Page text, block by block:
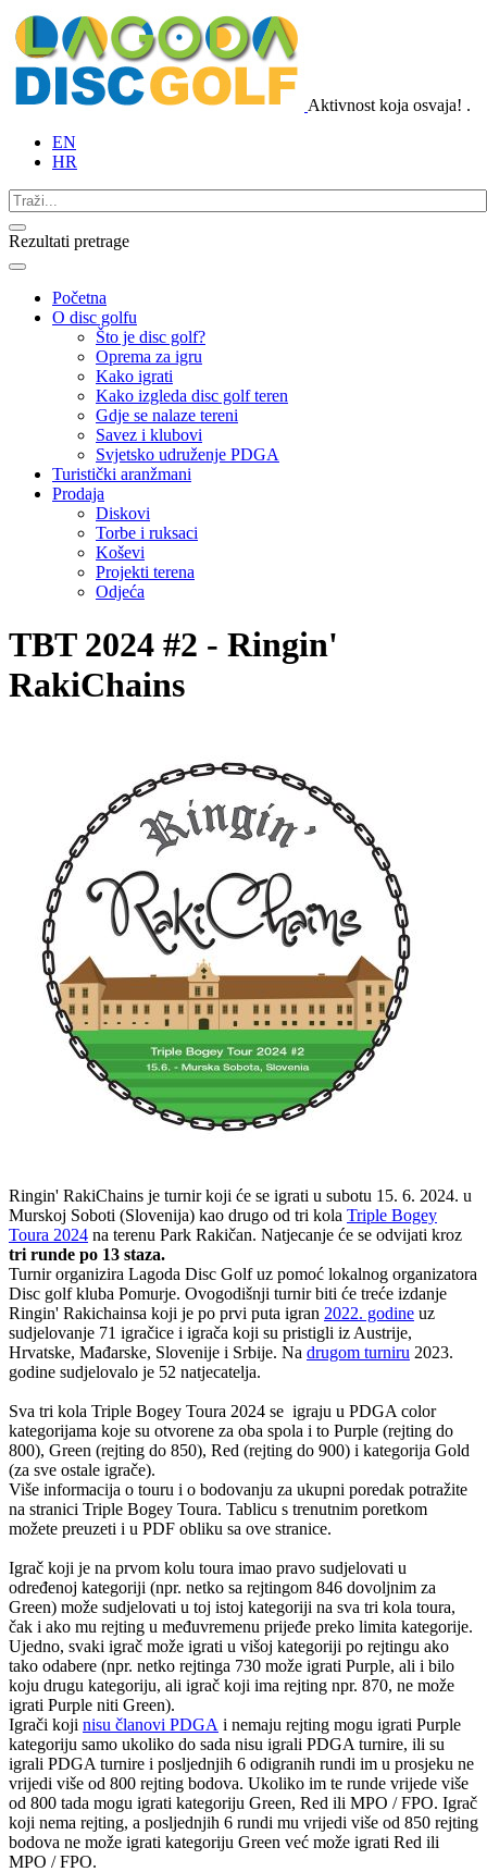
Aktivnost koja osvaja! .
EN
HR
Rezultati pretrage
Početna
O disc golfu
Što je disc golf?
Oprema za igru
Kako igrati
Kako izgleda disc golf teren
Gdje se nalaze tereni
Savez i klubovi
Svjetsko udruženje PDGA
Turistički aranžmani
Prodaja
Diskovi
Torbe i ruksaci
Koševi
Projekti terena
Odjeća
TBT 2024 #2 - Ringin'
RakiChains
Ringin' RakiChains je turnir koji će se igrati u subotu 15. 6. 2024. u
Murskoj Soboti (Slovenija) kao drugo od tri kola Triple Bogey
Toura 2024 na terenu Park Rakičan. Natjecanje će se odvijati kroz
tri runde po 13 staza.
Turnir organizira Lagoda Disc Golf uz pomoć lokalnog organizatora
Disc golf kluba Pomurje. Ovogodišnji turnir biti će treće izdanje
Ringin' Rakichainsa koji je po prvi puta igran 2022. godine uz
sudjelovanje 71 igračice i igrača koji su pristigli iz Austrije,
Hrvatske, Mađarske, Slovenije i Srbije. Na drugom turniru 2023.
godine sudjelovalo je 52 natjecatelja.
Sva tri kola Triple Bogey Toura 2024 se igraju u PDGA color
kategorijama koje su otvorene za oba spola i to Purple (rejting do
800), Green (rejting do 850), Red (rejting do 900) i kategorija Gold
(za sve ostale igrače).
Više informacija o touru i o bodovanju za ukupni poredak potražite
na stranici Triple Bogey Toura. Tablicu s trenutnim poretkom
možete preuzeti i u PDF obliku sa ove stranice.
Igrač koji je na prvom kolu toura imao pravo sudjelovati u
određenoj kategoriji (npr. netko sa rejtingom 846 dovoljnim za
Green) može sudjelovati u toj istoj kategoriji na sva tri kola toura,
čak i ako mu rejting u međuvremenu prijeđe preko limita kategorije.
Ujedno, svaki igrač može igrati u višoj kategoriji po rejtingu ako
tako odabere (npr. netko rejtinga 730 može igrati Purple, ali i bilo
koju drugu kategoriju, ali igrač koji ima rejting npr. 870, ne može
igrati Purple niti Green).
Igrači koji nisu članovi PDGA i nemaju rejting mogu igrati Purple
kategoriju samo ukoliko do sada nisu igrali PDGA turnire, ili su
igrali PDGA turnire i posljednjih 6 odigranih rundi im u prosjeku ne
vrijedi više od 800 rejting bodova. Ukoliko im te runde vrijede više
od 800 tada mogu igrati kategoriju Green, Red ili MPO / FPO. Igrač
koji nema rejting, a posljednjih 6 rundi mu vrijedi više od 850 rejting
bodova ne može igrati kategoriju Green već može igrati Red ili
MPO / FPO.